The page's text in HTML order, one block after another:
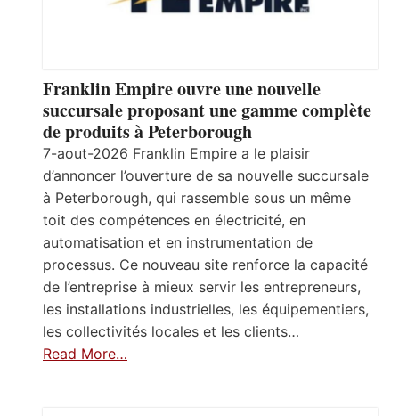
Franklin Empire ouvre une nouvelle
succursale proposant une gamme complète
de produits à Peterborough
7-aout-2026 Franklin Empire a le plaisir
d’annoncer l’ouverture de sa nouvelle succursale
à Peterborough, qui rassemble sous un même
toit des compétences en électricité, en
automatisation et en instrumentation de
processus. Ce nouveau site renforce la capacité
de l’entreprise à mieux servir les entrepreneurs,
les installations industrielles, les équipementiers,
les collectivités locales et les clients…
Read More…